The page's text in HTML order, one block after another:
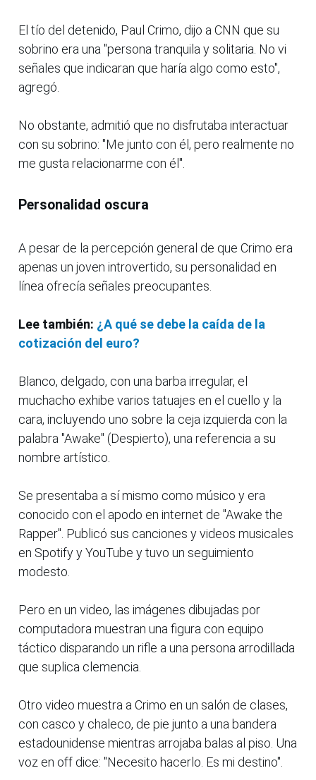
El tío del detenido, Paul Crimo, dijo a CNN que su
sobrino era una "persona tranquila y solitaria. No vi
señales que indicaran que haría algo como esto",
agregó.
No obstante, admitió que no disfrutaba interactuar
con su sobrino: "Me junto con él, pero realmente no
me gusta relacionarme con él".
Personalidad oscura
A pesar de la percepción general de que Crimo era
apenas un joven introvertido, su personalidad en
línea ofrecía señales preocupantes.
Lee también: ¿A qué se debe la caída de la
cotización del euro?
Blanco, delgado, con una barba irregular, el
muchacho exhibe varios tatuajes en el cuello y la
cara, incluyendo uno sobre la ceja izquierda con la
palabra "Awake" (Despierto), una referencia a su
nombre artístico.
Se presentaba a sí mismo como músico y era
conocido con el apodo en internet de "Awake the
Rapper". Publicó sus canciones y videos musicales
en Spotify y YouTube y tuvo un seguimiento
modesto.
Pero en un video, las imágenes dibujadas por
computadora muestran una figura con equipo
táctico disparando un rifle a una persona arrodillada
que suplica clemencia.
Otro video muestra a Crimo en un salón de clases,
con casco y chaleco, de pie junto a una bandera
estadounidense mientras arrojaba balas al piso. Una
voz en off dice: "Necesito hacerlo. Es mi destino".